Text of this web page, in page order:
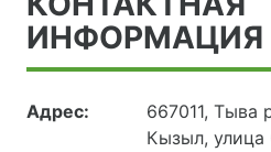
ИНФОРМАЦИЯ
Адрес:
667011, Тыва
Кызыл, улица